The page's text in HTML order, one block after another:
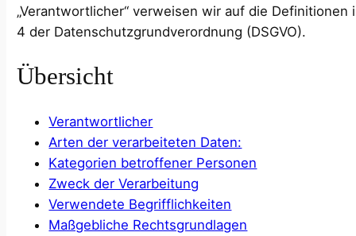
„Verantwortlicher“ verweisen wir auf die Definitionen
4 der Datenschutzgrundverordnung (DSGVO).
Übersicht
Verantwortlicher
Arten der verarbeiteten Daten:
Kategorien betroffener Personen
Zweck der Verarbeitung
Verwendete Begrifflichkeiten
Maßgebliche Rechtsgrundlagen